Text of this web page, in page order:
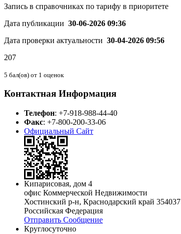
Запись в справочниках по тарифу в приоритете
Дата публикации 30-06-2026 09:36
Дата проверки актуальности 30-04-2026 09:56
207
5 бал(ов) от 1 оценок
Контактная Информация
Телефон: +7-918-988-44-40
Факс: +7-800-200-33-06
Официальный Сайт
Кипарисовая, дом 4
офис Коммерческой Недвижимости
Хостинский р-н, Краснодарский край 354037
Российская Федерация
Отправить Сообщение
Круглосуточно